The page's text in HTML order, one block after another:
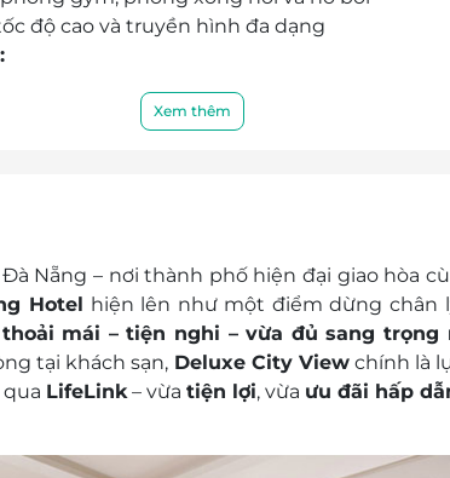
độ cao và truyền hình đa dạng
(9h - 20h): 1900 2065
tra tình trạng phòng trống trước khi mua
phí
thu 100.000vnđ/đêm
như người lớn, phụ thu 150.000vnđ/đêm đã
Xem thêm
Nẵng – nơi thành phố hiện đại giao hòa
Hotel hiện lên như một điểm dừng chân
thoải mái – tiện nghi – vừa đủ sang
tại khách sạn, Deluxe City Viewchính là
LifeLink– vừa tiện lợi, vừa ưu đãi hấp